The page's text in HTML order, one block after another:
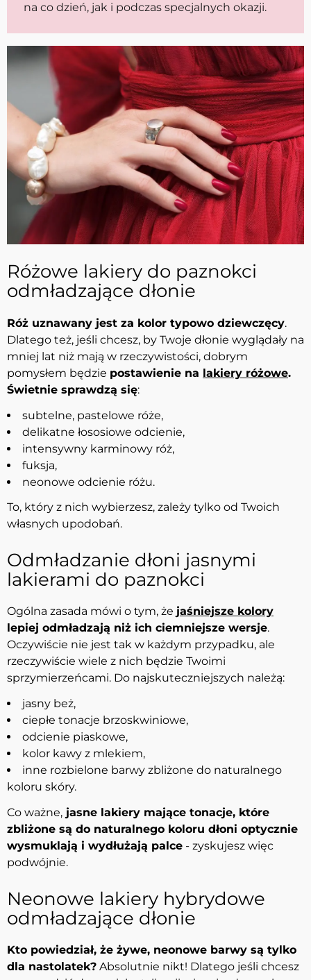
na co dzień, jak i podczas specjalnych okazji.
Różowe lakiery do paznokci
odmładzające dłonie
Róż uznawany jest za kolor typowo dziewczęcy.
Dlatego też, jeśli chcesz, by Twoje dłonie wyglądały na
mniej lat niż mają w rzeczywistości, dobrym
pomysłem będzie postawienie na lakiery różowe.
Świetnie sprawdzą się:
subtelne, pastelowe róże,
delikatne łososiowe odcienie,
intensywny karminowy róż,
fuksja,
neonowe odcienie różu.
To, który z nich wybierzesz, zależy tylko od Twoich
własnych upodobań.
Odmładzanie dłoni jasnymi
lakierami do paznokci
Ogólna zasada mówi o tym, że jaśniejsze kolory
lepiej odmładzają niż ich ciemniejsze wersje.
Oczywiście nie jest tak w każdym przypadku, ale
rzeczywiście wiele z nich będzie Twoimi
sprzymierzeńcami. Do najskuteczniejszych należą:
jasny beż,
ciepłe tonacje brzoskwiniowe,
odcienie piaskowe,
kolor kawy z mlekiem,
inne rozbielone barwy zbliżone do naturalnego
koloru skóry.
Co ważne, jasne lakiery mające tonacje, które
zbliżone są do naturalnego koloru dłoni optycznie
wysmuklają i wydłużają palce - zyskujesz więc
podwójnie.
Neonowe lakiery hybrydowe
odmładzające dłonie
Kto powiedział, że żywe, neonowe barwy są tylko
dla nastolatek? Absolutnie nikt! Dlatego jeśli chcesz